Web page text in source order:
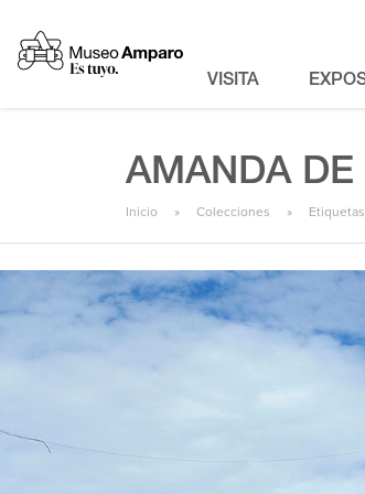
VISITA
AMANDA
Inicio Colecciones Etiquetas